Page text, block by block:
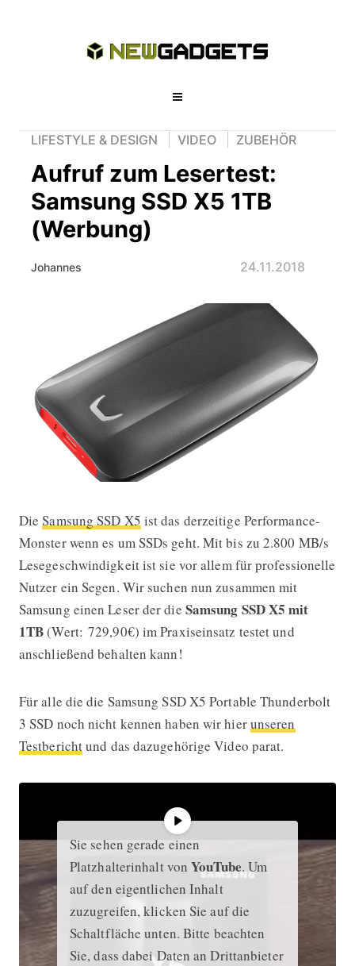
LIFESTYLE & DESIGN VIDEO ZUBEHÖR
Aufruf zum Lesertest:
Samsung SSD X5 1TB
(Werbung)
Johannes 24.11.2018
Aufruf zum Lesertest: Samsung
DieSamsung SSD X5 ist das derzeitige Performance-
Monster wenn es um SSDs geht. Mit bis zu 2.800 MB/s
Lesegeschwindigkeit ist sie vor allem für professionelle
Nutzer ein Segen. Wir suchen nun zusammen mit
Samsung einen Leser der die Samsung SSD X5 mit
1TB(Wert: 729,90€) im Praxiseinsatz testet und
anschließend behalten kann!
Für alle die die Samsung SSD X5 Portable Thunderbolt
3 SSD noch nicht kennen haben wir hierunseren
Testberichtund das dazugehörige Video parat.
Sie sehen gerade einen
Platzhalterinhalt vonYouTube. Um
auf den eigentlichen Inhalt
zuzugreifen, klicken Sie auf die
Schaltfläche unten. Bitte beachten
Sie, dass dabei Daten an Drittanbieter